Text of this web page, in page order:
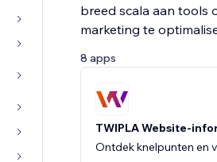
breed scala aan tools
marketing te
8 apps
TWIPLA Website-
Ontdek knelpunten en